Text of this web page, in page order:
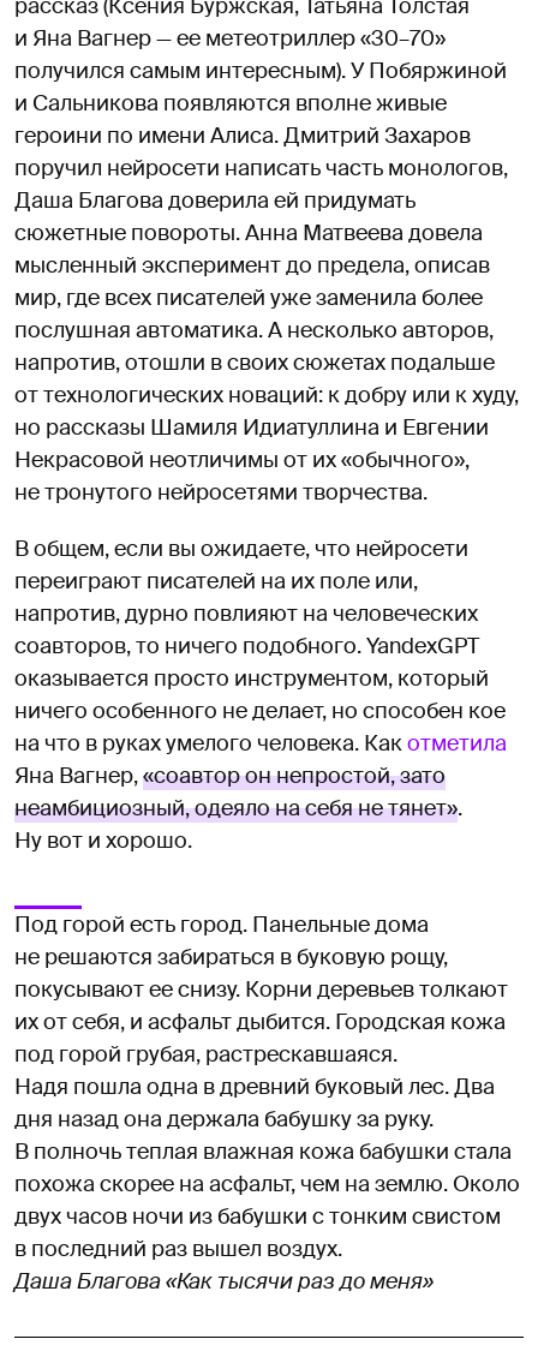
рассказ (Ксения Буржская, Татьяна Толстая
и Яна Вагнер — ее метеотриллер «30–70»
получился самым интересным). У Побяржиной
и Сальникова появляются вполне живые
героини по имени Алиса. Дмитрий Захаров
поручил нейросети написать часть монологов,
Даша Благова доверила ей придумать
сюжетные повороты. Анна Матвеева довела
мысленный эксперимент до предела, описав
мир, где всех писателей уже заменила более
послушная автоматика. А несколько авторов,
напротив, отошли в своих сюжетах подальше
от технологических новаций: к добру или к худу,
но рассказы Шамиля Идиатуллина и Евгении
Некрасовой неотличимы от их «обычного»,
не тронутого нейросетями творчества.
В общем, если вы ожидаете, что нейросети
переиграют писателей на их поле или,
напротив, дурно повлияют на человеческих
соавторов, то ничего подобного. YandexGPT
оказывается просто инструментом, который
ничего особенного не делает, но способен кое
на что в руках умелого человека. Какотметила
Яна Вагнер,«соавтор он непростой, зато
неамбициозный, одеяло на себя не тянет».
Ну вот и хорошо.
Под горой есть город. Панельные дома
не решаются забираться в буковую рощу,
покусывают ее снизу. Корни деревьев толкают
их от себя, и асфальт дыбится. Городская кожа
под горой грубая, растрескавшаяся.
Надя пошла одна в древний буковый лес. Два
дня назад она держала бабушку за руку.
В полночь теплая влажная кожа бабушки стала
похожа скорее на асфальт, чем на землю. Около
двух часов ночи из бабушки с тонким свистом
в последний раз вышел воздух.
Даша Благова «Как тысячи раз до меня»